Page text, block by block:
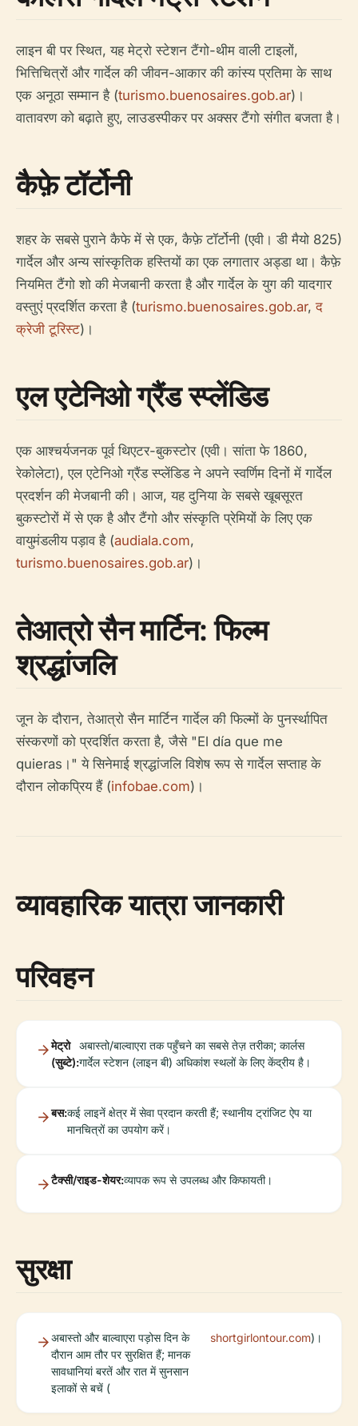
लाइन बी पर स्थित, यह मेट्रो स्टेशन टैंगो-थीम वाली टाइलों,
भित्तिचित्रों और गार्देल की जीवन-आकार की कांस्य प्रतिमा के साथ
एक अनूठा सम्मान है (turismo.buenosaires.gob.ar)।
वातावरण को बढ़ाते हुए, लाउडस्पीकर पर अक्सर टैंगो संगीत बजता है।
कैफ़े टॉर्टोनी
शहर के सबसे पुराने कैफे में से एक, कैफ़े टॉर्टोनी (एवी। डी मैयो 825)
गार्देल और अन्य सांस्कृतिक हस्तियों का एक लगातार अड्डा था। कैफ़े
नियमित टैंगो शो की मेजबानी करता है और गार्देल के युग की यादगार
वस्तुएं प्रदर्शित करता है (turismo.buenosaires.gob.ar,द
क्रेजी टूरिस्ट)।
एल एटेनिओ ग्रैंड स्प्लेंडिड
एक आश्चर्यजनक पूर्व थिएटर-बुकस्टोर (एवी। सांता फे 1860,
रेकोलेटा), एल एटेनिओ ग्रैंड स्प्लेंडिड ने अपने स्वर्णिम दिनों में गार्देल
प्रदर्शन की मेजबानी की। आज, यह दुनिया के सबसे खूबसूरत
बुकस्टोरों में से एक है और टैंगो और संस्कृति प्रेमियों के लिए एक
वायुमंडलीय पड़ाव है (audiala.com,
turismo.buenosaires.gob.ar)।
तेआत्रो सैन मार्टिन: फिल्म
श्रद्धांजलि
जून के दौरान, तेआत्रो सैन मार्टिन गार्देल की फिल्मों के पुनर्स्थापित
संस्करणों को प्रदर्शित करता है, जैसे "El día que me
quieras।" ये सिनेमाई श्रद्धांजलि विशेष रूप से गार्देल सप्ताह के
दौरान लोकप्रिय हैं (infobae.com)।
व्यावहारिक यात्रा जानकारी
परिवहन
मेट्रो
(सुब्टे):
अबास्तो/बाल्वाएरा तक पहुँचने का सबसे तेज़ तरीका; कार्लस
गार्देल स्टेशन (लाइन बी) अधिकांश स्थलों के लिए केंद्रीय है।
बस:कई लाइनें क्षेत्र में सेवा प्रदान करती हैं; स्थानीय ट्रांजिट ऐप या
मानचित्रों का उपयोग करें।
टैक्सी/राइड-शेयर:व्यापक रूप से उपलब्ध और किफायती।
सुरक्षा
अबास्तो और बाल्वाएरा पड़ोस दिन के
दौरान आम तौर पर सुरक्षित हैं; मानक
सावधानियां बरतें और रात में सुनसान
इलाकों से बचें (
shortgirlontour.com)।